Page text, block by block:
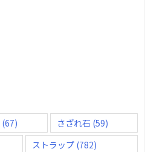
(67) さざれ石 (59)
ストラップ(782)